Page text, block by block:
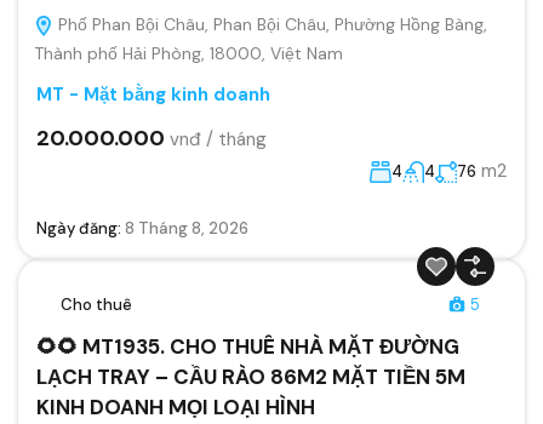
Phố Phan Bội Châu, Phan Bội Châu, Phường Hồng Bàng,
Thành phố Hải Phòng, 18000, Việt Nam
MT - Mặt bằng kinh doanh
20.000.000 vnđ / tháng
4 4 76 m2
Ngày đăng: 8 Tháng 8, 2026
Cho thuê 5
🌻🌻 MT1935. CHO THUÊ NHÀ MẶT ĐƯỜNG
LẠCH TRAY – CẦU RÀO 86M2 MẶT TIỀN 5M
KINH DOANH MỌI LOẠI HÌNH